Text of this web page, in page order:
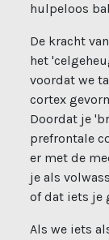
hulpeloos
De kracht
het
voordat we
cortex
Doordat je
prefrontale
er met de
je als
of dat iets je
Als we iets